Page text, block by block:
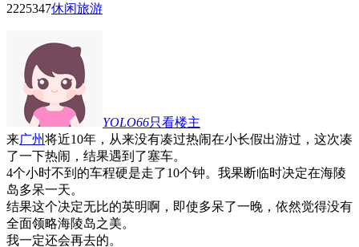
2225347休闲旅游
YOLO66只看楼主
来广州将近10年，从来没有凑过热闹在小长假出游过，这次凑
了一下热闹，结果遇到了塞车。
4个小时不到的车程硬是走了10个钟。我果断临时决定在海陵
岛多呆一天。
结果这个决定无比的英明啊，即使多呆了一晚，依然觉得没有
全面领略海陵岛之美。
我一定还会再去的。